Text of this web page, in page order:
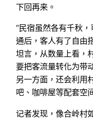
下回再来。
“民宿虽然各有千秋
通后，客人有了自由
坦言，从数量上看，
要把客流量转化为带
另一方面，还会利用
吧、咖啡屋等配套空
记者发现，像合岭村